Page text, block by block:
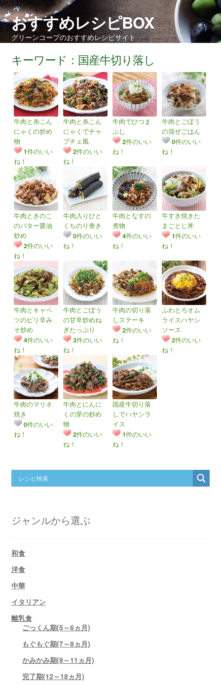
おすすめレシピBOX
グリーンコープのおすすめレシピサイト
キーワード：国産牛切り落し
牛肉と糸こん
にゃくの炒め
物
1件のいい
ね！
牛肉と糸こん
にゃくでチャ
プチェ風
2件のいい
ね！
牛肉でひつま
ぶし
2件のいい
ね！
牛肉とごぼう
の混ぜごはん
0件のいい
ね！
牛肉ときのこ
のバター醤油
炒め
2件のいい
ね！
牛肉入りひと
くちのり巻き
0件のいい
ね！
牛肉となすの
煮物
4件のいい
ね！
牛すき焼きた
まごとじ丼
1件のいい
ね！
牛肉とキャベ
ツのピリ辛み
そ炒め
4件のいい
ね！
牛肉とごぼう
の甘辛炒めね
ぎたっぷり
3件のいい
ね！
牛肉の切り落
しステーキ
2件のいい
ね！
ふわとろオム
ライスハヤシ
ソース
2件のいい
ね！
牛肉のマリネ
焼き
0件のいい
ね！
牛肉とにんに
くの芽の炒め
物
2件のいい
ね！
国産牛切り落
しでハヤシラ
イス
1件のいい
ね！
ジャンルから選ぶ
和食
洋食
中華
イタリアン
離乳食
ごっくん期(5～6ヵ月)
もぐもぐ期(7～8ヵ月)
かみかみ期(9～11ヵ月)
完了期(12～18ヵ月)